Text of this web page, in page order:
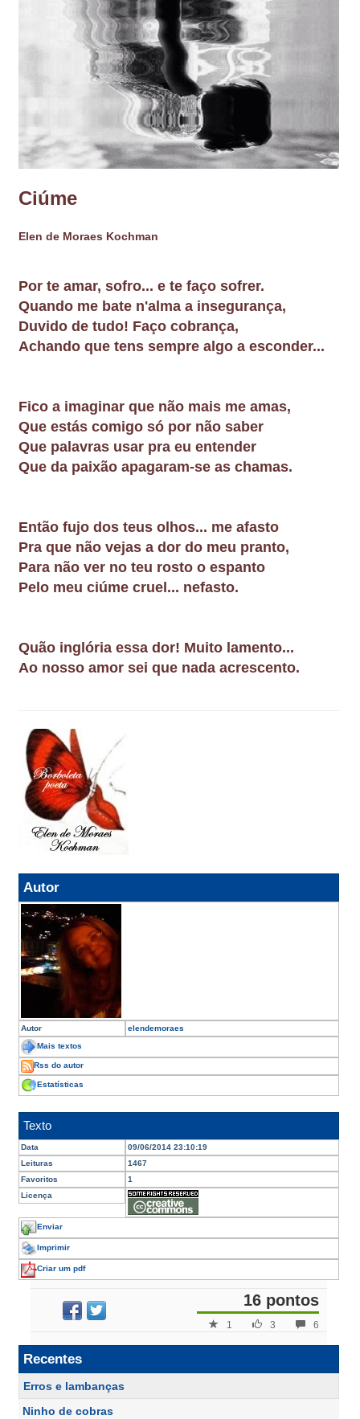
Ciúme
Elen de Moraes Kochman
Por te amar, sofro... e te faço sofrer.
Quando me bate n'alma a insegurança,
Duvido de tudo! Faço cobrança,
Achando que tens sempre algo a esconder...
Fico a imaginar que não mais me amas,
Que estás comigo só por não saber
Que palavras usar pra eu entender
Que da paixão apagaram-se as chamas.
Então fujo dos teus olhos... me afasto
Pra que não vejas a dor do meu pranto,
Para não ver no teu rosto o espanto
Pelo meu ciúme cruel... nefasto.
Quão inglória essa dor! Muito lamento...
Ao nosso amor sei que nada acrescento.
Autor
Autor elendemoraes
Mais textos
Rss do autor
Estatísticas
Texto
Data
09/06/2014 23:10:19
Leituras
1467
Favoritos
1
Licença
Enviar
Imprimir
Criar um pdf
16 pontos
6
3
1
Recentes
Erros e lambanças
Ninho de cobras